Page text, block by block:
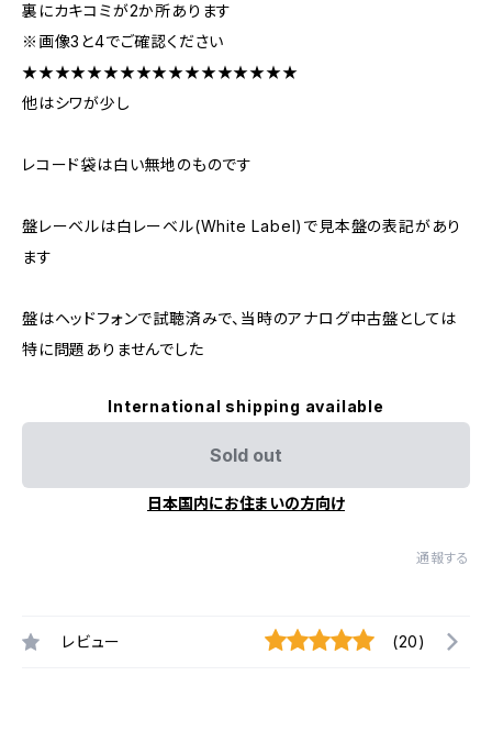
裏にカキコミが2か所あります
※画像3と4でご確認ください
★★★★★★★★★★★★★★★★★
他はシワが少し
レコード袋は白い無地のものです
盤レーベルは白レーベル(White Label)で見本盤の表記があり
ます
盤はヘッドフォンで試聴済みで、当時のアナログ中古盤としては
特に問題ありませんでした
International shipping available
Sold out
日本国内にお住まいの方向け
通報する
レビュー (20)